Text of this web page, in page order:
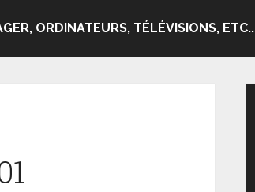
ORDINATEURS, TÉLÉVISIONS, ETC..